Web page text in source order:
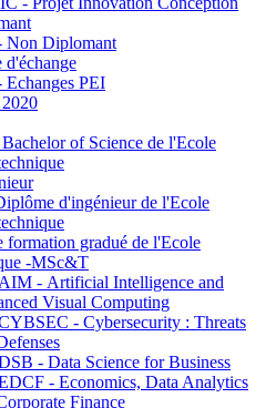
Non Diplomant
d'échange
Echanges PEI
of Science de l'Ecole
d'ingénieur de l'Ecole
formation gradué de l'Ecole
-MSc&T
- Artificial Intelligence and
Visual Computing
- Cybersecurity : Threats
- Data Science for Business
- Economics, Data Analytics
Finance